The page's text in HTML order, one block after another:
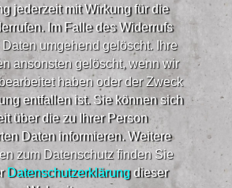
jederzeit mit Wirkung für die
Im Falle des Widerrufs
umgehend gelöscht. Ihre
ansonsten gelöscht, wenn wir
haben oder der Zweck
entfallen ist. Sie können sich
über die zu Ihrer Person
Daten informieren. Weitere
zum Datenschutz finden Sie
Datenschutzerklärungdieser